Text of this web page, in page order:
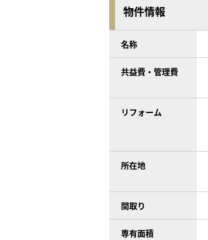
物件情報
名称
共益費・管理費
リフォーム
所在地
間取り
専有面積